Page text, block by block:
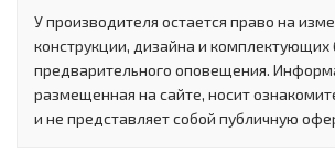
У производителя остается право на
конструкции, дизайна и комплектующих
предварительного оповещения.
размещенная на сайте, носит
и не представляет собой публичную